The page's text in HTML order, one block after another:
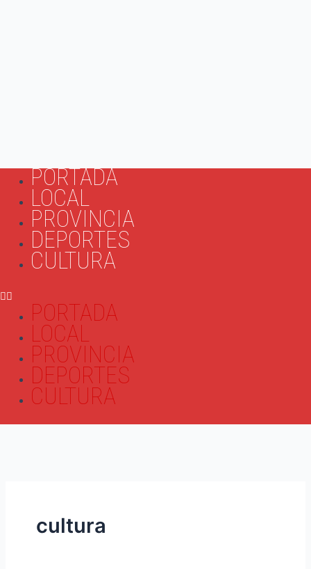
PORTADA
LOCAL
PROVINCIA
DEPORTES
CULTURA
PORTADA
LOCAL
PROVINCIA
DEPORTES
CULTURA
cultura